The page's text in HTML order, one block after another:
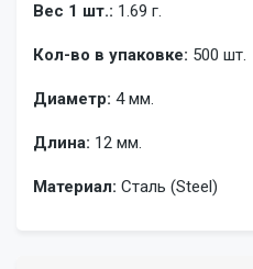
Вес 1 шт.: 1.69 г.
Кол-во в упаковке: 500 шт.
Диаметр: 4 мм.
Длина: 12 мм.
Материал: Сталь (Steel)